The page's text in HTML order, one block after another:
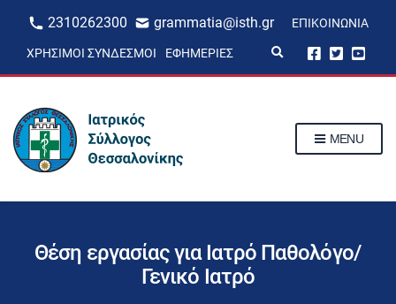
2310262300 grammatia@isth.gr ΕΠΙΚΟΙΝΩΝΊΑ
ΧΡΉΣΙΜΟΙ ΣΎΝΔΕΣΜΟΙ ΕΦΗΜΕΡΊΕΣ
p
m
MENU
Θέση εργασίας για Ιατρό Παθολόγο/
Γενικό Ιατρό